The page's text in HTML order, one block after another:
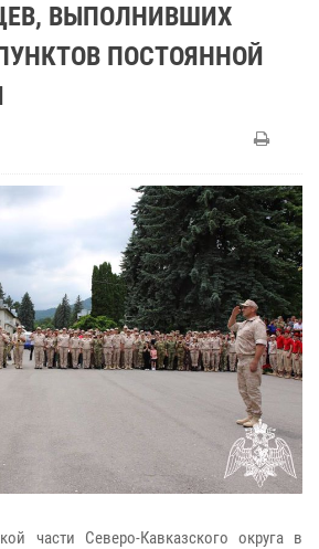
ВЫПОЛНИВШИХ
ПОСТОЯННОЙ
части Северо-Кавказского округа в